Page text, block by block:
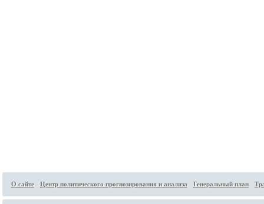
О сайте Центр политического прогнозирования и анализа Генеральный план